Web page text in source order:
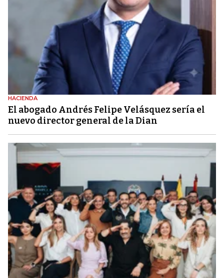
HACIENDA
El abogado Andrés Felipe Velásquez sería el
nuevo director general de la Dian